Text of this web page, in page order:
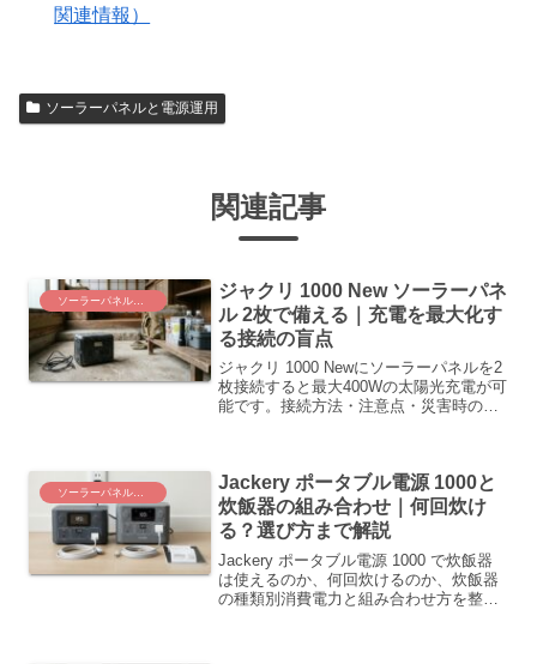
関連情報）
ソーラーパネルと電源運用
関連記事
ジャクリ 1000 New ソーラーパネ
ル 2枚で備える｜充電を最大化す
る接続の盲点
ジャクリ 1000 Newにソーラーパネルを2
枚接続すると最大400Wの太陽光充電が可
能です。接続方法・注意点・災害時の活
ソーラーパネルと電源運用
Jackery ポータブル電源 1000と
炊飯器の組み合わせ｜何回炊け
る？選び方まで解説
Jackery ポータブル電源 1000 で炊飯器
は使えるのか、何回炊けるのか、炊飯器
の種類別消費電力と組み合わせ方を整理